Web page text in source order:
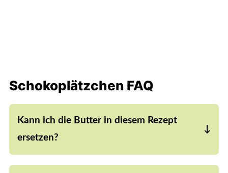
Schokoplätzchen FAQ
Kann ich die Butter in diesem Rezept
ersetzen?
Ja, wenn du möchtest, dann kannst du anstelle